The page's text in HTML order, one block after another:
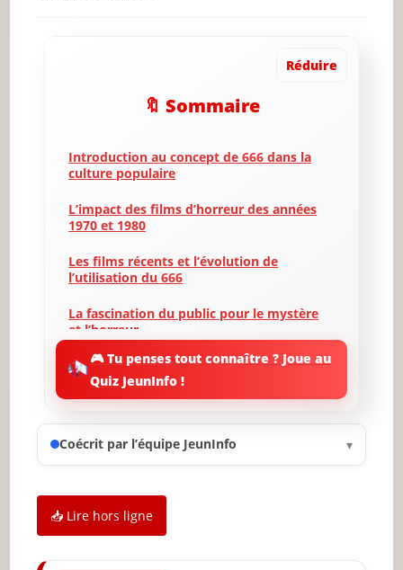
Réduire
🔖 Sommaire
Introduction au concept de 666 dans la
culture populaire
L’impact des films d’horreur des années
1970 et 1980
Les films récents et l’évolution de
l’utilisation du 666
La fascination du public pour le mystère
et l’horreur
Les critiques et la controverse autour de
l’exploitation du 666
L’influence internationale du 666 et des
Conclusion : Le 666 comme un
phénomène culturel et commercial
🎮 Tu penses tout connaître ? Joue au
Quiz JeunInfo !
Coécrit par l’équipe JeunInfo ▾
📥 Lire hors ligne